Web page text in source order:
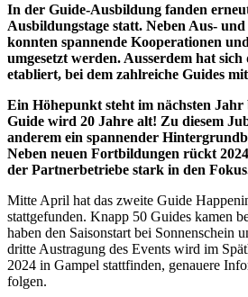
In der Guide-Ausbildung fanden
Ausbildungstage statt. Neben Aus-
konnten spannende Kooperationen
umgesetzt werden. Ausserdem hat
etabliert, bei dem zahlreiche Guides
Ein Höhepunkt steht im nächsten Jahr
Guide wird 20 Jahre alt! Zu diesem
anderem ein spannender
Neben neuen Fortbildungen rückt
der Partnerbetriebe stark in den
Mitte April hat das zweite Guide
stattgefunden. Knapp 50 Guides kamen
haben den Saisonstart bei Sonnenschein
dritte Austragung des Events wird im
2024 in Gampel stattfinden, genauere
folgen.